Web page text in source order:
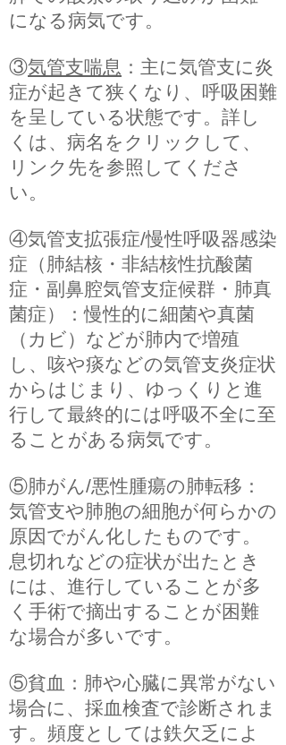
になる病気です。
③気管支喘息 ：主に気管支に炎
症が起きて狭くなり、呼吸困難
を呈している状態です。詳し
くは、病名をクリックして、
リンク先を参照してくださ
い。
④気管支拡張症/慢性呼吸器感染
症（肺結核・非結核性抗酸菌
症・副鼻腔気管支症候群・肺真
菌症）：慢性的に細菌や真菌
（カビ）などが肺内で増殖
し、咳や痰などの気管支炎症状
からはじまり、ゆっくりと進
行して最終的には呼吸不全に至
ることがある病気です。
⑤肺がん/悪性腫瘍の肺転移：
気管支や肺胞の細胞が何らかの
原因でがん化したものです。
息切れなどの症状が出たとき
には、進行していることが多
く手術で摘出することが困難
な場合が多いです。
⑤貧血：肺や心臓に異常がない
場合に、採血検査で診断されま
す。頻度としては鉄欠乏によ